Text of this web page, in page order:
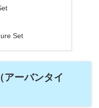
Set
ーバンタイ